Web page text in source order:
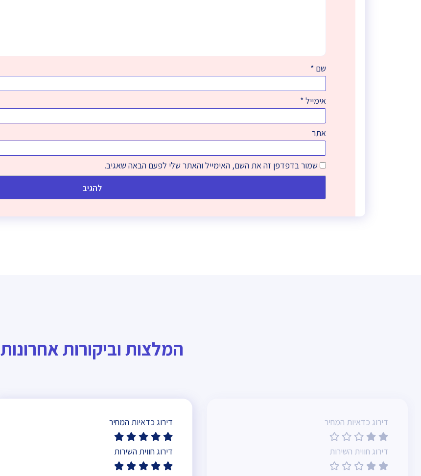
שם *
אימייל *
אתר
שמור בדפדפן זה את השם, האימייל והאתר שלי לפעם הבאה שאגיב.
המלצות וביקורות אחרונות
דירוג כדאיות המחיר
דירוג חווית השירות
דירוג כדאיות המחיר
דירוג חווית השירות